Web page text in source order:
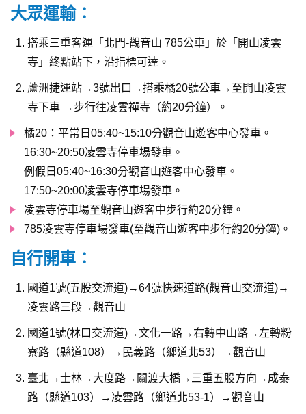
大眾運輸：
搭乘三重客運「北門-觀音山 785公車」於「開山凌雲
寺」終點站下，沿指標可達。
蘆洲捷運站→3號出口→搭乘橘20號公車→至開山凌雲
寺下車 →步行往凌雲禪寺（約20分鐘）。
橘20：平常日05:40~15:10分觀音山遊客中心發車。
16:30~20:50凌雲寺停車場發車。
例假日05:40~16:30分觀音山遊客中心發車。
17:50~20:00凌雲寺停車場發車。
凌雲寺停車場至觀音山遊客中步行約20分鐘。
785凌雲寺停車場發車(至觀音山遊客中步行約20分鐘)。
自行開車：
國道1號(五股交流道)→64號快速道路(觀音山交流道)→
凌雲路三段→觀音山
國道1號(林口交流道)→文化一路→右轉中山路→左轉粉
寮路（縣道108）→民義路（鄉道北53）→觀音山
臺北→士林→大度路→關渡大橋→三重五股方向→成泰
路（縣道103）→凌雲路（鄉道北53-1）→觀音山